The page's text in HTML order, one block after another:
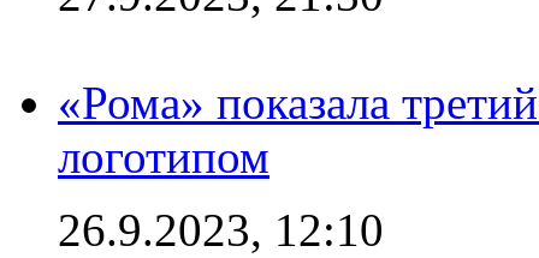
«Рома» показала
логотипом
26.9.2023, 12:10